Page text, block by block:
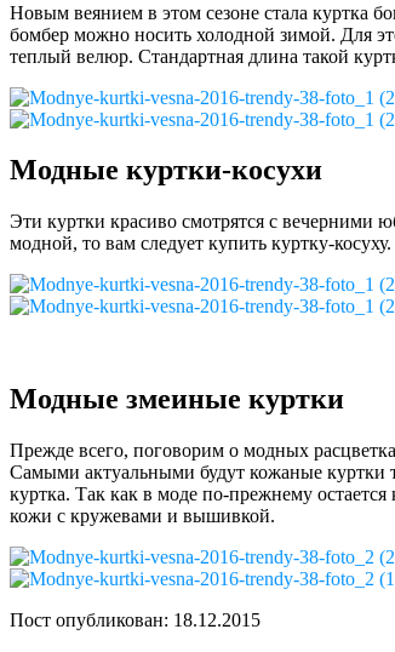
Новым веянием в этом сезоне стала куртка
бомбер можно носить холодной зимой. Для
теплый велюр. Стандартная длина такой
Модные куртки-косухи
Эти куртки красиво смотрятся с вечерними
модной, то вам следует купить куртку-косуху.
Модные змеиные куртки
Прежде всего, поговорим о модных
Самыми актуальными будут кожаные куртки
куртка. Так как в моде по-прежнему
кожи с кружевами и вышивкой.
Пост опубликован: 18.12.2015